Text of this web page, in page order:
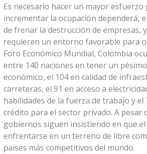
Es necesario hacer un mayor esfuerzo
incrementar la ocupación dependerá,
de frenar la destrucción de empresas,
requieren un entorno favorable para
Foro Económico Mundial, Colombia
entre 140 naciones en tener un
económico, el 104 en calidad de
carreteras, el 91 en acceso a
habilidades de la fuerza de trabajo y el
crédito para el sector privado. A pesar
gobiernos siguen insistiendo en que el
enfrentarse en un terreno de libre
países más competitivos del mundo.